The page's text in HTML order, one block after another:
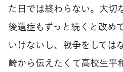
た日では終わらない。大切
後遺症もずっと続くと改め
いけないし、戦争をしては
崎から伝えたくて高校生平